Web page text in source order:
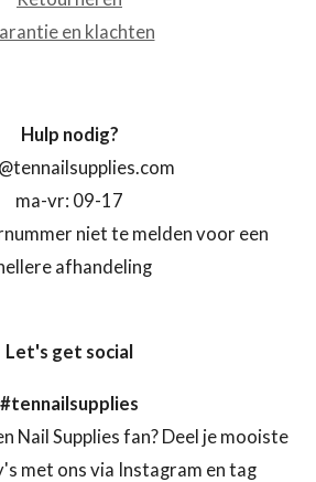
en klachten
Hulp nodig?
ma-vr: 09-17
niet te melden voor een
afhandeling
Let's get social
#tennailsupplies
Nail Supplies fan? Deel je mooiste
met ons via Instagram en tag